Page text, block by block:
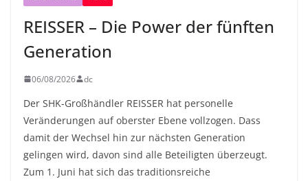
REISSER – Die Power der fünften
Generation
06/08/2026 dc
Der SHK-Großhändler REISSER hat personelle
Veränderungen auf oberster Ebene vollzogen. Dass
damit der Wechsel hin zur nächsten Generation
gelingen wird, davon sind alle Beteiligten überzeugt.
Zum 1. Juni hat sich das traditionsreiche